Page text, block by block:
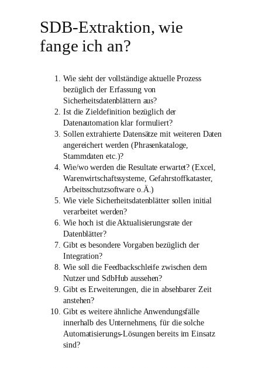
SDB-Extraktion, wie
fange ich an?
Wie sieht der vollständige aktuelle Prozess
bezüglich der Erfassung von
Sicherheitsdatenblättern aus?
Ist die Zieldefinition bezüglich der
Datenautomation klar formuliert?
Sollen extrahierte Datensätze mit weiteren Daten
angereichert werden (Phrasenkataloge,
Stammdaten etc.)?
Wie/wo werden die Resultate erwartet? (Excel,
Warenwirtschaftssysteme, Gefahrstoffkataster,
Arbeitsschutzsoftware o.Ä.)
Wie viele Sicherheitsdatenblätter sollen initial
verarbeitet werden?
Wie hoch ist die Aktualisierungsrate der
Datenblätter?
Gibt es besondere Vorgaben bezüglich der
Integration?
Wie soll die Feedbackschleife zwischen dem
Nutzer und SdbHub aussehen?
Gibt es Erweiterungen, die in absehbarer Zeit
anstehen?
Gibt es weitere ähnliche Anwendungsfälle
innerhalb des Unternehmens, für die solche
Automatisierungs-Lösungen bereits im Einsatz
sind?